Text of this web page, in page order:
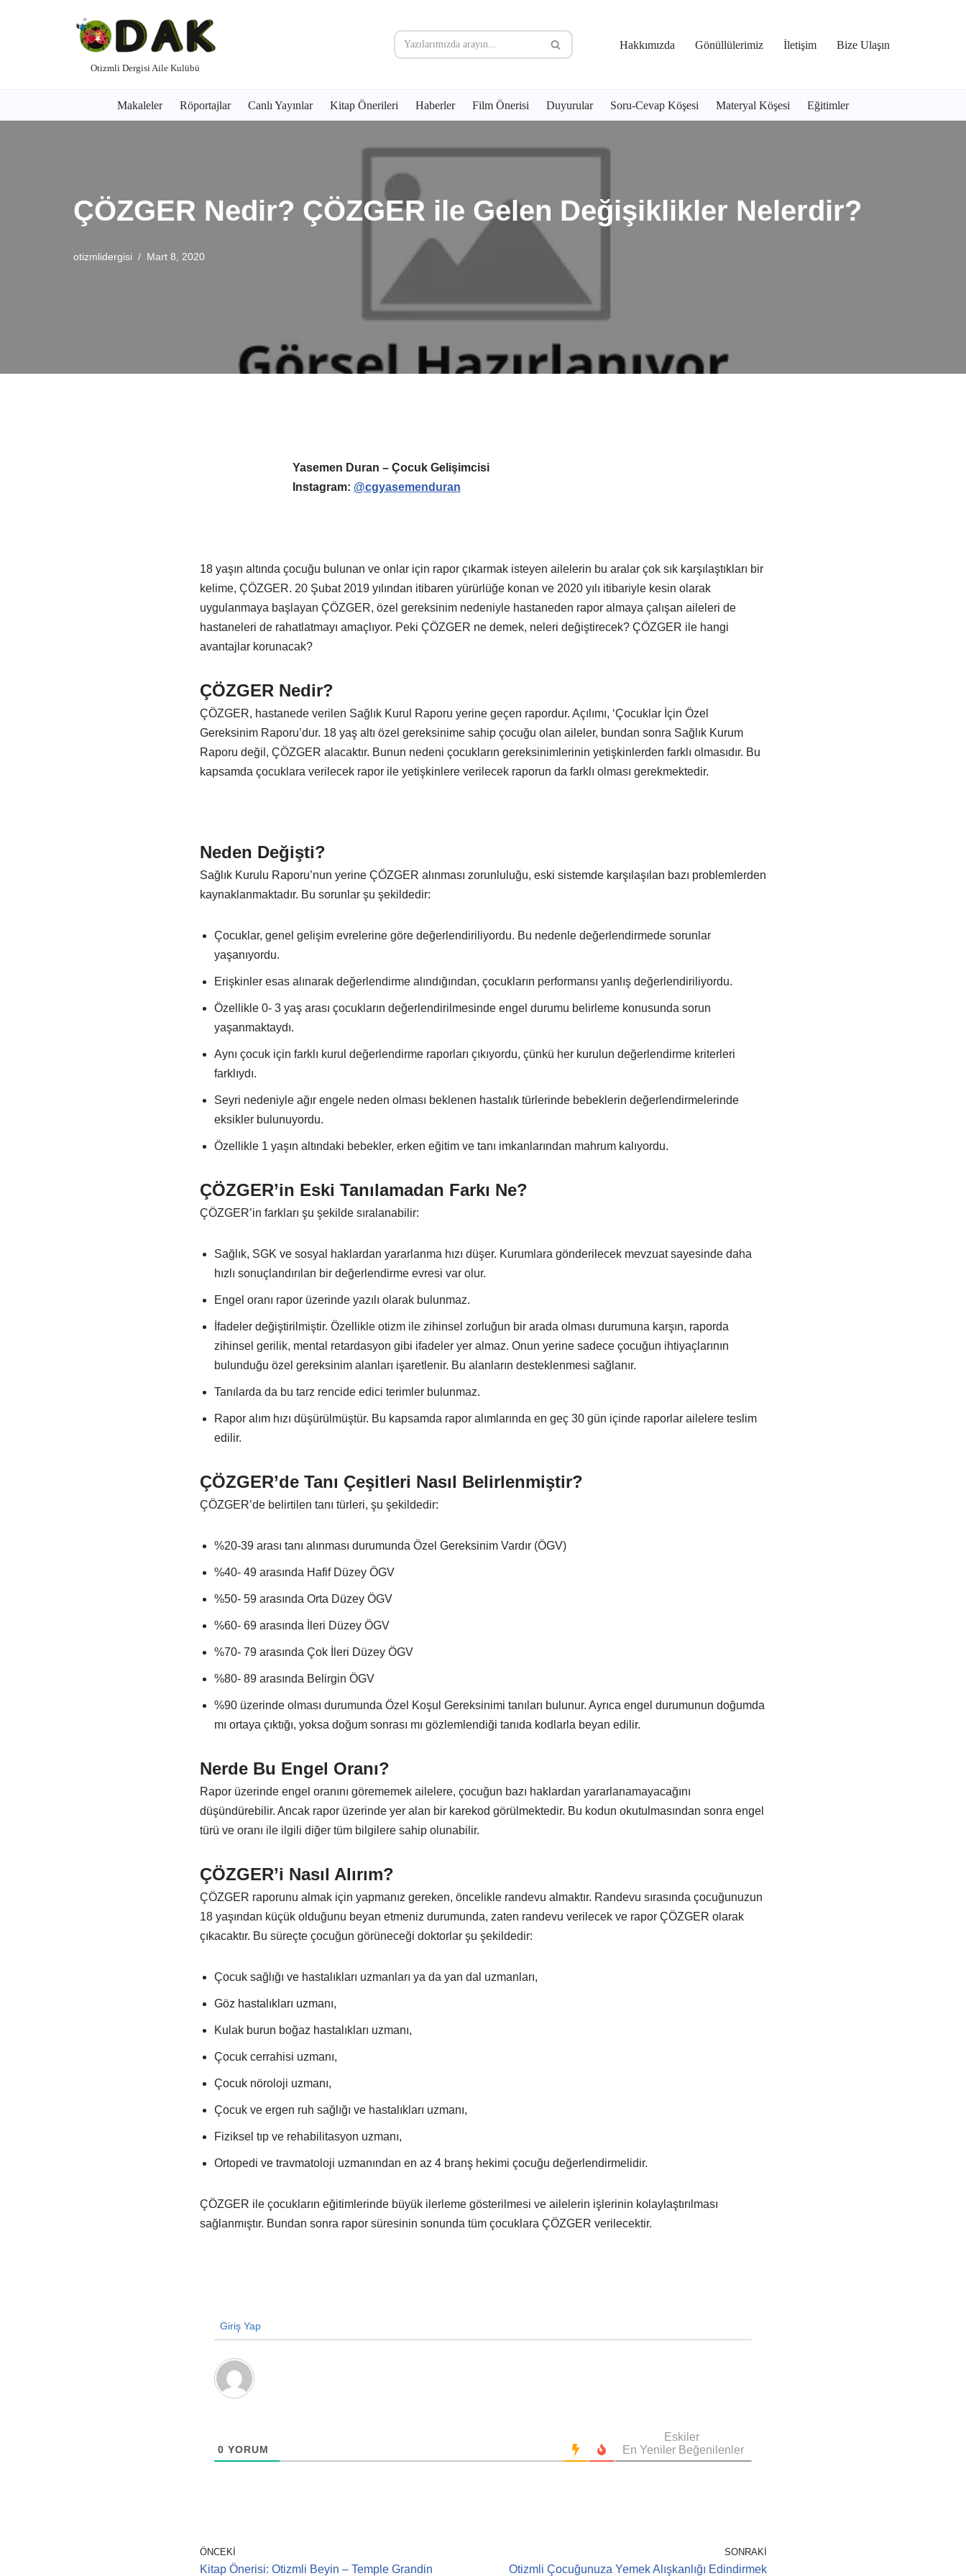
Otizmli Dergisi Aile Kulübü
Hakkımızda Gönüllülerimiz İletişim Bize Ulaşın
Makaleler Röportajlar Canlı Yayınlar Kitap Önerileri Haberler Film Önerisi Duyurular Soru-Cevap Köşesi Materyal Köşesi Eğitimler
ÇÖZGER Nedir? ÇÖZGER ile Gelen Değişiklikler Nelerdir?
otizmlidergisi Mart 8, 2020
Yasemen Duran – Çocuk Gelişimcisi
Instagram: @cgyasemenduran
18 yaşın altında çocuğu bulunan ve onlar için rapor çıkarmak isteyen ailelerin bu aralar çok sık karşılaştıkları bir
kelime, ÇÖZGER. 20 Şubat 2019 yılından itibaren yürürlüğe konan ve 2020 yılı itibariyle kesin olarak
uygulanmaya başlayan ÇÖZGER, özel gereksinim nedeniyle hastaneden rapor almaya çalışan aileleri de
hastaneleri de rahatlatmayı amaçlıyor. Peki ÇÖZGER ne demek, neleri değiştirecek? ÇÖZGER ile hangi
avantajlar korunacak?
ÇÖZGER Nedir?
ÇÖZGER, hastanede verilen Sağlık Kurul Raporu yerine geçen rapordur. Açılımı, ‘Çocuklar İçin Özel
Gereksinim Raporu’dur. 18 yaş altı özel gereksinime sahip çocuğu olan aileler, bundan sonra Sağlık Kurum
Raporu değil, ÇÖZGER alacaktır. Bunun nedeni çocukların gereksinimlerinin yetişkinlerden farklı olmasıdır. Bu
kapsamda çocuklara verilecek rapor ile yetişkinlere verilecek raporun da farklı olması gerekmektedir.
Neden Değişti?
Sağlık Kurulu Raporu’nun yerine ÇÖZGER alınması zorunluluğu, eski sistemde karşılaşılan bazı problemlerden
kaynaklanmaktadır. Bu sorunlar şu şekildedir:
Çocuklar, genel gelişim evrelerine göre değerlendiriliyordu. Bu nedenle değerlendirmede sorunlar
yaşanıyordu.
Erişkinler esas alınarak değerlendirme alındığından, çocukların performansı yanlış değerlendiriliyordu.
Özellikle 0- 3 yaş arası çocukların değerlendirilmesinde engel durumu belirleme konusunda sorun
yaşanmaktaydı.
Aynı çocuk için farklı kurul değerlendirme raporları çıkıyordu, çünkü her kurulun değerlendirme kriterleri
farklıydı.
Seyri nedeniyle ağır engele neden olması beklenen hastalık türlerinde bebeklerin değerlendirmelerinde
eksikler bulunuyordu.
Özellikle 1 yaşın altındaki bebekler, erken eğitim ve tanı imkanlarından mahrum kalıyordu.
ÇÖZGER’in Eski Tanılamadan Farkı Ne?
ÇÖZGER’in farkları şu şekilde sıralanabilir:
Sağlık, SGK ve sosyal haklardan yararlanma hızı düşer. Kurumlara gönderilecek mevzuat sayesinde daha
hızlı sonuçlandırılan bir değerlendirme evresi var olur.
Engel oranı rapor üzerinde yazılı olarak bulunmaz.
İfadeler değiştirilmiştir. Özellikle otizm ile zihinsel zorluğun bir arada olması durumuna karşın, raporda
zihinsel gerilik, mental retardasyon gibi ifadeler yer almaz. Onun yerine sadece çocuğun ihtiyaçlarının
bulunduğu özel gereksinim alanları işaretlenir. Bu alanların desteklenmesi sağlanır.
Tanılarda da bu tarz rencide edici terimler bulunmaz.
Rapor alım hızı düşürülmüştür. Bu kapsamda rapor alımlarında en geç 30 gün içinde raporlar ailelere teslim
edilir.
ÇÖZGER’de Tanı Çeşitleri Nasıl Belirlenmiştir?
ÇÖZGER’de belirtilen tanı türleri, şu şekildedir:
%20-39 arası tanı alınması durumunda Özel Gereksinim Vardır (ÖGV)
%40- 49 arasında Hafif Düzey ÖGV
%50- 59 arasında Orta Düzey ÖGV
%60- 69 arasında İleri Düzey ÖGV
%70- 79 arasında Çok İleri Düzey ÖGV
%80- 89 arasında Belirgin ÖGV
%90 üzerinde olması durumunda Özel Koşul Gereksinimi tanıları bulunur. Ayrıca engel durumunun doğumda
mı ortaya çıktığı, yoksa doğum sonrası mı gözlemlendiği tanıda kodlarla beyan edilir.
Nerde Bu Engel Oranı?
Rapor üzerinde engel oranını görememek ailelere, çocuğun bazı haklardan yararlanamayacağını
düşündürebilir. Ancak rapor üzerinde yer alan bir karekod görülmektedir. Bu kodun okutulmasından sonra engel
türü ve oranı ile ilgili diğer tüm bilgilere sahip olunabilir.
ÇÖZGER’i Nasıl Alırım?
ÇÖZGER raporunu almak için yapmanız gereken, öncelikle randevu almaktır. Randevu sırasında çocuğunuzun
18 yaşından küçük olduğunu beyan etmeniz durumunda, zaten randevu verilecek ve rapor ÇÖZGER olarak
çıkacaktır. Bu süreçte çocuğun görüneceği doktorlar şu şekildedir:
Çocuk sağlığı ve hastalıkları uzmanları ya da yan dal uzmanları,
Göz hastalıkları uzmanı,
Kulak burun boğaz hastalıkları uzmanı,
Çocuk cerrahisi uzmanı,
Çocuk nöroloji uzmanı,
Çocuk ve ergen ruh sağlığı ve hastalıkları uzmanı,
Fiziksel tıp ve rehabilitasyon uzmanı,
Ortopedi ve travmatoloji uzmanından en az 4 branş hekimi çocuğu değerlendirmelidir.
ÇÖZGER ile çocukların eğitimlerinde büyük ilerleme gösterilmesi ve ailelerin işlerinin kolaylaştırılması
sağlanmıştır. Bundan sonra rapor süresinin sonunda tüm çocuklara ÇÖZGER verilecektir.
Giriş Yap
0 YORUM
Eskiler
En Yeniler Beğenilenler
ÖNCEKI
Kitap Önerisi: Otizmli Beyin – Temple Grandin
SONRAKI
Otizmli Çocuğunuza Yemek Alışkanlığı Edindirmek